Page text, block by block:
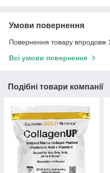
Умови повернення
Повернення товару впродовж
Всі умови повернення
Подібні товари компанії